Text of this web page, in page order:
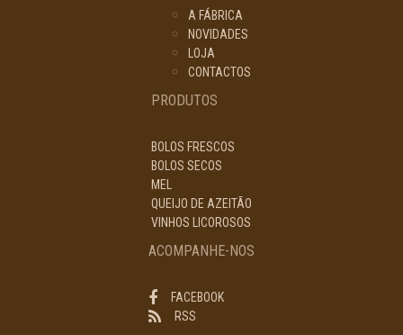
A FÁBRICA
NOVIDADES
LOJA
CONTACTOS
PRODUTOS
BOLOS FRESCOS
BOLOS SECOS
MEL
QUEIJO DE AZEITÃO
VINHOS LICOROSOS
ACOMPANHE-NOS
FACEBOOK
RSS